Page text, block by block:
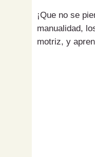
¡Que no se
manualidad,
motriz, y